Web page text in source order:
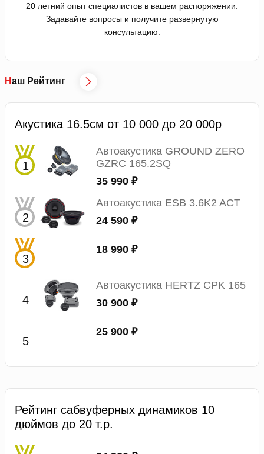
20 летний опыт специалистов в вашем распоряжении.
Задавайте вопросы и получите развернутую
консультацию.
Наш Рейтинг
Акустика 16.5см от 10 000 до 20 000р
Автоакустика GROUND ZERO
GZRC 165.2SQ
35 990 ₽
Автоакустика ESB 3.6K2 ACT
24 590 ₽
18 990 ₽
Автоакустика HERTZ CPK 165
30 900 ₽
25 900 ₽
Рейтинг сабвуферных динамиков 10
дюймов до 20 т.р.